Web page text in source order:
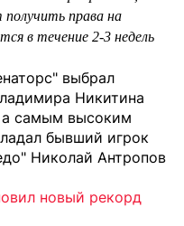
получить права на
в течение 2-3 недель
выбрал
Никитина
самым высоким
бывший игрок
Николай Антропов
новый рекорд